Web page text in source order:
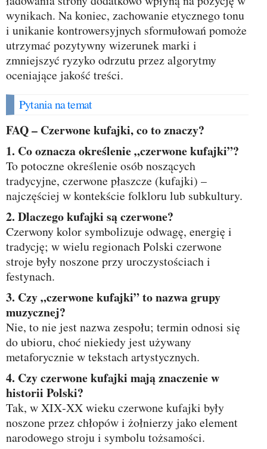
wynikach. Na koniec, zachowanie etycznego tonu
i unikanie kontrowersyjnych sformułowań pomoże
utrzymać pozytywny wizerunek marki i
zmniejszyć ryzyko odrzutu przez algorytmy
oceniające jakość treści.
Pytania na temat
FAQ – Czerwone kufajki, co to znaczy?
1. Co oznacza określenie „czerwone kufajki”?
To potoczne określenie osób noszących
tradycyjne, czerwone płaszcze (kufajki) –
najczęściej w kontekście folkloru lub subkultury.
2. Dlaczego kufajki są czerwone?
Czerwony kolor symbolizuje odwagę, energię i
tradycję; w wielu regionach Polski czerwone
stroje były noszone przy uroczystościach i
festynach.
3. Czy „czerwone kufajki” to nazwa grupy
muzycznej?
Nie, to nie jest nazwa zespołu; termin odnosi się
do ubioru, choć niekiedy jest używany
metaforycznie w tekstach artystycznych.
4. Czy czerwone kufajki mają znaczenie w
historii Polski?
Tak, w XIX‑XX wieku czerwone kufajki były
noszone przez chłopów i żołnierzy jako element
narodowego stroju i symbolu tożsamości.